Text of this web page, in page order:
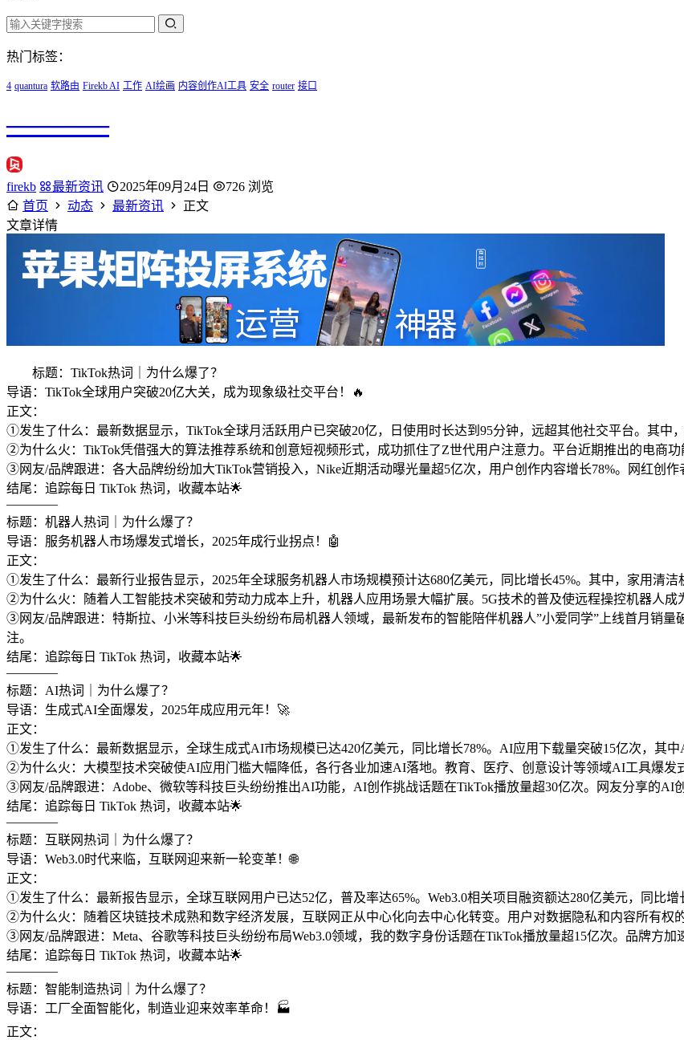
热门标签：
4 quantura 软路由 Firekb AI 工作 AI绘画 内容创作AI工具 安全 router 接口
————
firekb 最新资讯 2025年09月24日
726 浏览
首页
动态 最新资讯
正文
文章详情
标题：TikTok热词｜为什么爆了？
导语：TikTok全球用户突破20亿大关，成为现象级社交平台！🔥
正文：
①发生了什么：最新数据显示，TikTok全球月活跃用户已突破20亿，日使用时长达到95分钟，远超其他社交平台。其中
②为什么火：TikTok凭借强大的算法推荐系统和创意短视频形式，成功抓住了Z世代用户注意力。平台近期推出的电商功
③网友/品牌跟进：各大品牌纷纷加大TikTok营销投入，Nike近期活动曝光量超5亿次，用户创作内容增长78%。网红创
结尾：追踪每日 TikTok 热词，收藏本站🌟
————
标题：机器人热词｜为什么爆了？
导语：服务机器人市场爆发式增长，2025年成行业拐点！🤖
正文：
①发生了什么：最新行业报告显示，2025年全球服务机器人市场规模预计达680亿美元，同比增长45%。其中，家用清洁
②为什么火：随着人工智能技术突破和劳动力成本上升，机器人应用场景大幅扩展。5G技术的普及使远程操控机器人成
③网友/品牌跟进：特斯拉、小米等科技巨头纷纷布局机器人领域，最新发布的智能陪伴机器人”小爱同学”上线首月销
注。
结尾：追踪每日 TikTok 热词，收藏本站🌟
————
标题：AI热词｜为什么爆了？
导语：生成式AI全面爆发，2025年成应用元年！🚀
正文：
①发生了什么：最新数据显示，全球生成式AI市场规模已达420亿美元，同比增长78%。AI应用下载量突破15亿次，其中
②为什么火：大模型技术突破使AI应用门槛大幅降低，各行各业加速AI落地。教育、医疗、创意设计等领域AI工具爆发
③网友/品牌跟进：Adobe、微软等科技巨头纷纷推出AI功能，AI创作挑战话题在TikTok播放量超30亿次。网友分享的AI
结尾：追踪每日 TikTok 热词，收藏本站🌟
————
标题：互联网热词｜为什么爆了？
导语：Web3.0时代来临，互联网迎来新一轮变革！🌐
正文：
①发生了什么：最新报告显示，全球互联网用户已达52亿，普及率达65%。Web3.0相关项目融资额达280亿美元，同比增
②为什么火：随着区块链技术成熟和数字经济发展，互联网正从中心化向去中心化转变。用户对数据隐私和内容所有权
③网友/品牌跟进：Meta、谷歌等科技巨头纷纷布局Web3.0领域，我的数字身份话题在TikTok播放量超15亿次。品牌方加
结尾：追踪每日 TikTok 热词，收藏本站🌟
————
标题：智能制造热词｜为什么爆了？
导语：工厂全面智能化，制造业迎来效率革命！🏭
正文：